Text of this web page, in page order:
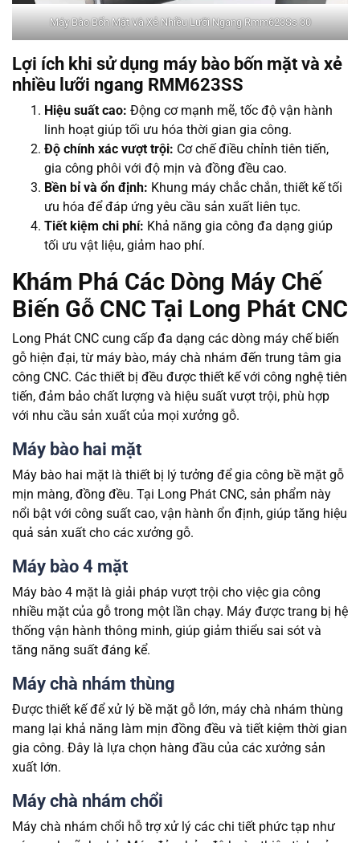
Máy Bào Bốn Mặt Và Xẻ Nhiều Lưỡi Ngang Rmm623Ss 30
Lợi ích khi sử dụng máy bào bốn mặt và xẻ
nhiều lưỡi ngang RMM623SS
Hiệu suất cao: Động cơ mạnh mẽ, tốc độ vận hành
linh hoạt giúp tối ưu hóa thời gian gia công.
Độ chính xác vượt trội: Cơ chế điều chỉnh tiên tiến,
gia công phôi với độ mịn và đồng đều cao.
Bền bỉ và ổn định: Khung máy chắc chắn, thiết kế tối
ưu hóa để đáp ứng yêu cầu sản xuất liên tục.
Tiết kiệm chi phí: Khả năng gia công đa dạng giúp
tối ưu vật liệu, giảm hao phí.
Khám Phá Các Dòng Máy Chế
Biến Gỗ CNC Tại Long Phát CNC
Long Phát CNC cung cấp đa dạng các dòng máy chế biến
gỗ hiện đại, từ máy bào, máy chà nhám đến trung tâm gia
công CNC. Các thiết bị đều được thiết kế với công nghệ tiên
tiến, đảm bảo chất lượng và hiệu suất vượt trội, phù hợp
với nhu cầu sản xuất của mọi xưởng gỗ.
Máy bào hai mặt
Máy bào hai mặt là thiết bị lý tưởng để gia công bề mặt gỗ
mịn màng, đồng đều. Tại Long Phát CNC, sản phẩm này
nổi bật với công suất cao, vận hành ổn định, giúp tăng hiệu
quả sản xuất cho các xưởng gỗ.
Máy bào 4 mặt
Máy bào 4 mặt là giải pháp vượt trội cho việc gia công
nhiều mặt của gỗ trong một lần chạy. Máy được trang bị hệ
thống vận hành thông minh, giúp giảm thiểu sai sót và
tăng năng suất đáng kể.
Máy chà nhám thùng
Được thiết kế để xử lý bề mặt gỗ lớn, máy chà nhám thùng
mang lại khả năng làm mịn đồng đều và tiết kiệm thời gian
gia công. Đây là lựa chọn hàng đầu của các xưởng sản
xuất lớn.
Máy chà nhám chổi
Máy chà nhám chổi hỗ trợ xử lý các chi tiết phức tạp như